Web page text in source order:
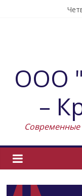
ООО
–